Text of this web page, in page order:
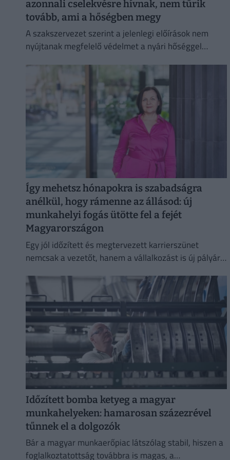
azonnali cselekvésre hívnak, nem tűrik
tovább, ami a hőségben megy
A szakszervezet szerint a jelenlegi előírások nem
nyújtanak megfelelő védelmet a nyári hőséggel
Így mehetsz hónapokra is szabadságra
anélkül, hogy rámenne az állásod: új
munkahelyi fogás ütötte fel a fejét
Magyarországon
Egy jól időzített és megtervezett karrierszünet
nemcsak a vezetőt, hanem a vállalkozást is új pályára
Időzített bomba ketyeg a magyar
munkahelyeken: hamarosan százezrével
tűnnek el a dolgozók
Bár a magyar munkaerőpiac látszólag stabil, hiszen a
foglalkoztatottság továbbra is magas, a